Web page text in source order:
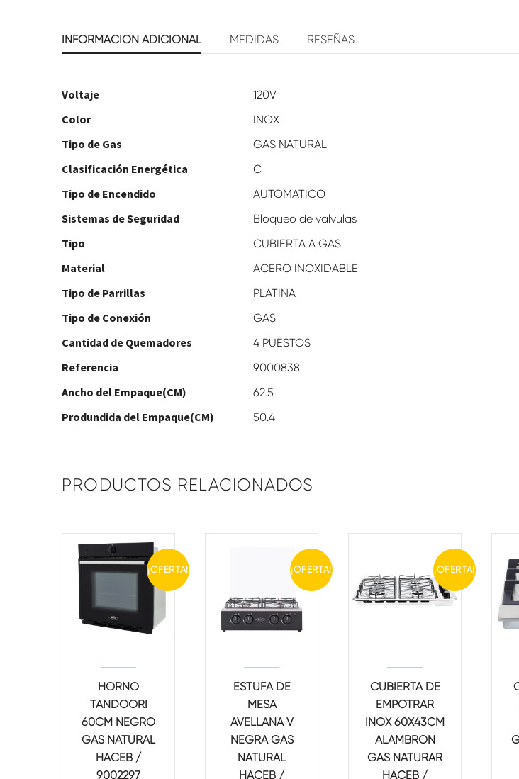
INFORMACIÓN ADICIONAL MEDIDAS RESEÑAS
Voltaje 120V
Color INOX
Tipo de Gas GAS NATURAL
Clasificación Energética C
Tipo de Encendido AUTOMATICO
Sistemas de Seguridad Bloqueo de valvulas
Tipo CUBIERTA A GAS
Material ACERO INOXIDABLE
Tipo de Parrillas PLATINA
Tipo de Conexión GAS
Cantidad de Quemadores 4 PUESTOS
Referencia 9000838
Ancho del Empaque(CM) 62.5
Produndida del Empaque(CM) 50.4
PRODUCTOS RELACIONADOS
¡OFERTA!
HORNO
TANDOORI
60CM NEGRO
GAS NATURAL
HACEB /
9002297
¡OFERTA!
ESTUFA DE
MESA
AVELLANA V
NEGRA GAS
NATURAL
HACEB /
¡OFERTA!
CUBIERTA DE
EMPOTRAR
INOX 60X43CM
ALAMBRON
GAS NATURAR
HACEB /